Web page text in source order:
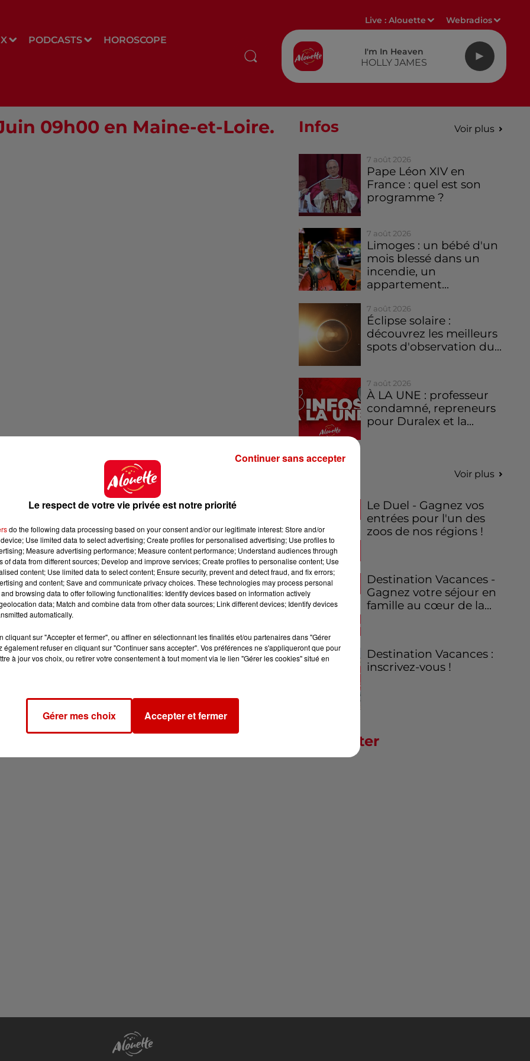
PODCASTS HOROSCOPE
Live :Alouette Webradios
I'm In Heaven
HOLLY JAMES
09h00 en Maine-et-Loire. Infos Voir plus
7 août 2026
Pape Léon XIV en
France : quel est son
programme ?
7 août 2026
Limoges : un bébé d'un
mois blessé dans un
incendie, un
appartement...
7 août 2026
Éclipse solaire :
découvrez les meilleurs
spots d'observation du...
7 août 2026
À LA UNE : professeur
condamné, repreneurs
pour Duralex et la...
Voir plus
Le Duel - Gagnez vos
entrées pour l'un des
zoos de nos régions !
Destination Vacances -
Gagnez votre séjour en
famille au cœur de la...
Destination Vacances :
inscrivez-vous !
Newsletter
Le respect de votre vie privée est notre priorité
do the following data processing based on your consent and/or our legitimate interest: Store and/or
Use limited data to select advertising; Create profiles for personalised advertising; Use profiles to
Measure advertising performance; Measure content performance; Understand audiences through
of data from different sources; Develop and improve services; Create profiles to personalise content; Use
content; Use limited data to select content; Ensure security, prevent and detect fraud, and fix errors;
and content; Save and communicate privacy choices. These technologies may process personal
browsing data to offer following functionalities: Identify devices based on information actively
data; Match and combine data from other data sources; Link different devices; Identify devices
automatically.
cliquant sur "Accepter et fermer", ou affiner en sélectionnant les finalités et/ou partenaires dans "Gérer
également refuser en cliquant sur "Continuer sans accepter". Vos préférences ne s'appliqueront que pour
à jour vos choix, ou retirer votre consentement à tout moment via le lien "Gérer les cookies" situé en
Gérer mes choix Accepter et fermer
Continuer sans accepter